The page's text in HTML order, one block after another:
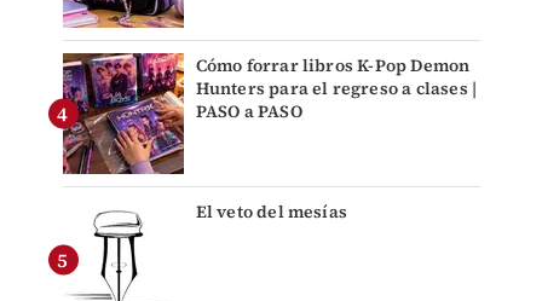
Cómo forrar libros K-Pop Demon
Hunters para el regreso a clases |
PASO a PASO
El veto del mesías